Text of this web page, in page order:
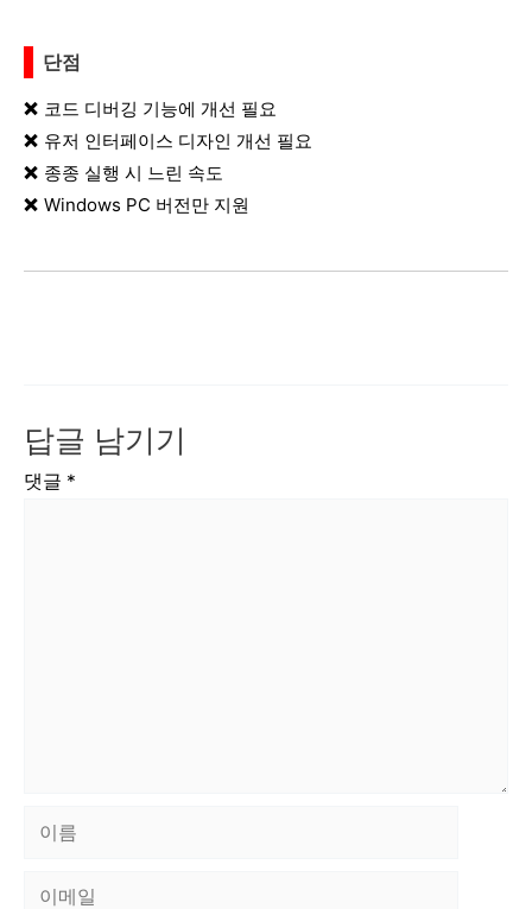
단점
코드 디버깅 기능에 개선 필요
유저 인터페이스 디자인 개선 필요
종종 실행 시 느린 속도
Windows PC 버전만 지원
답글 남기기
댓글 *